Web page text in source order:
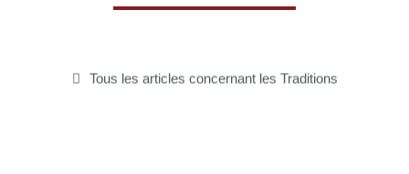
Tous les articles concernant les Traditions